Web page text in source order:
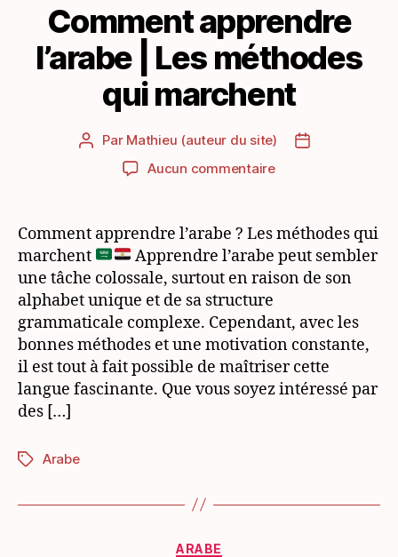
Comment apprendre
l’arabe | Les méthodes
qui marchent
Auteur
l’article
Par Mathieu (auteur du site)
Date
Aucun commentairesur
l’arabe
Les
méthodes
marchent
Comment apprendre l’arabe ? Les méthodes qui
marchent
Apprendre l’arabe peut sembler
une tâche colossale, surtout en raison de son
alphabet unique et de sa structure
grammaticale complexe. Cependant, avec les
bonnes méthodes et une motivation constante,
il est tout à fait possible de maîtriser cette
langue fascinante. Que vous soyez intéressé par
des […]
Étiquettes
Arabe
Catégories
ARABE